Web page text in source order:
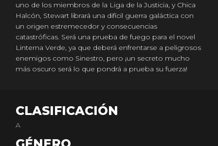
uno de los miembros de la Liga de la Justicia, y Chica
Halcón, Stewart librará una difícil guerra galáctica con
un origen estremecedor y consecuencias
catastróficas. Será una prueba de fuego para el novel
Linterna Verde, ya que deberá enfrentarse a peligrosos
enemigos como Sinestro, pero ¡un secreto mucho
más oscuro será lo que pondrá a prueba su fuerza!
CLASIFICACIÓN
A